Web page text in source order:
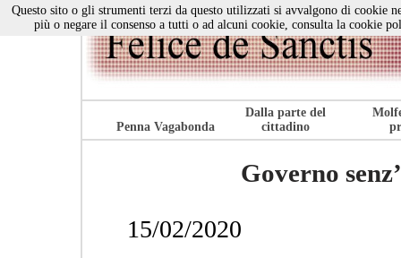
Penna Vagabonda
Dalla parte del
cittadino
Governo
15/02/2020
Questo sito o gli strumenti terzi da questo utilizzati si avvalgono di cookie
più o negare il consenso a tutti o ad alcuni cookie, consulta la cookie